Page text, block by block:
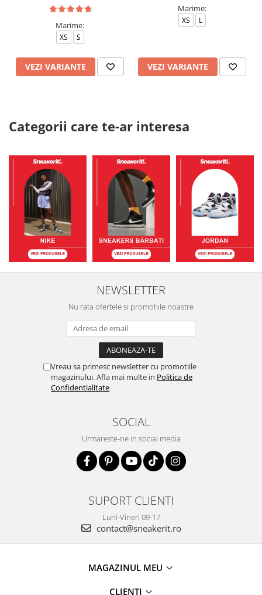
Marime:
XS S
VEZI VARIANTE
Marime:
XS L
VEZI VARIANTE
Categorii care te-ar interesa
NEWSLETTER
Nu rata ofertele si promotiile noastre
Vreau sa primesc newsletter cu promotiile
magazinului. Afla mai multe in Politica de
Confidentialitate
SOCIAL
Urmareste-ne in social media
SUPORT CLIENTI
Luni-Vineri 09-17
contact@sneakerit.ro
MAGAZINUL MEU
CLIENTI